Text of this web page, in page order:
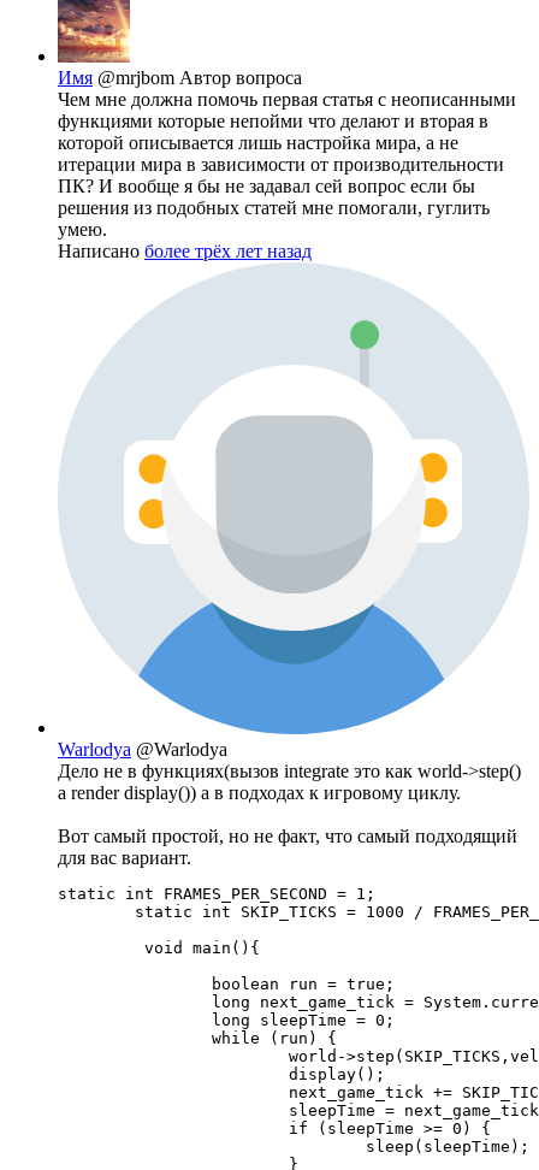
Имя @mrjbom Автор вопроса
Чем мне должна помочь первая статья с неописанными
функциями которые непойми что делают и вторая в
которой описывается лишь настройка мира, а не
итерации мира в зависимости от производительности
ПК? И вообще я бы не задавал сей вопрос если бы
решения из подобных статей мне помогали, гуглить
умею.
Написано более трёх лет назад
Warlodya @Warlodya
Дело не в функциях(вызов integrate это как world->step()
а render display()) а в подходах к игровому циклу.
Вот самый простой, но не факт, что самый подходящий
для вас вариант.
static int FRAMES_PER_SECOND = 1;